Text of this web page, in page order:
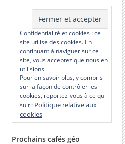
Confidentialité et cookies : ce
site utilise des cookies. En
continuant à naviguer sur ce
site, vous acceptez que nous en
utilisions.
Pour en savoir plus, y compris
sur la façon de contrôler les
cookies, reportez-vous à ce qui
suit : Politique relative aux
cookies
Prochains cafés géo